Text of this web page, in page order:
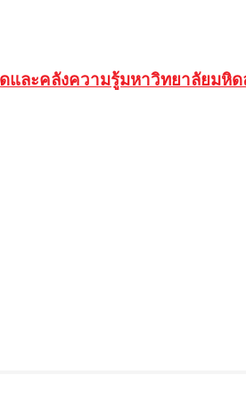
ละคลังความรู้มหาวิทยาลัยมหิด